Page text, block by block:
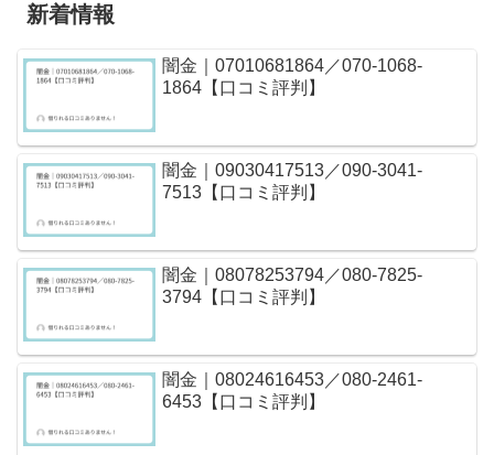
新着情報
闇金｜07010681864／070-1068-
1864【口コミ評判】
闇金｜09030417513／090-3041-
7513【口コミ評判】
闇金｜08078253794／080-7825-
3794【口コミ評判】
闇金｜08024616453／080-2461-
6453【口コミ評判】